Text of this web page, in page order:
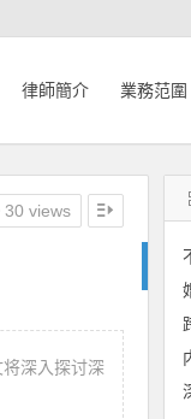
律師簡介 業務范圍
30 views
深入探讨深